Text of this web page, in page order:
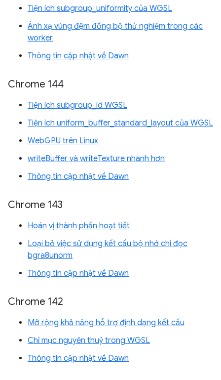
Tiện ích subgroup_uniformity của WGSL
Ánh xạ vùng đệm đồng bộ thử nghiệm trong các
worker
Thông tin cập nhật về Dawn
Chrome 144
Tiện ích subgroup_id WGSL
Tiện ích uniform_buffer_standard_layout của WGSL
WebGPU trên Linux
writeBuffer và writeTexture nhanh hơn
Thông tin cập nhật về Dawn
Chrome 143
Hoán vị thành phần hoạt tiết
Loại bỏ việc sử dụng kết cấu bộ nhớ chỉ đọc
bgra8unorm
Thông tin cập nhật về Dawn
Chrome 142
Mở rộng khả năng hỗ trợ định dạng kết cấu
Chỉ mục nguyên thuỷ trong WGSL
Thông tin cập nhật về Dawn